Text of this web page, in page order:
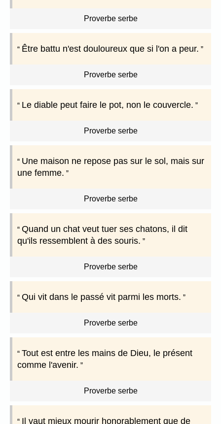
Proverbe serbe
Être battu n'est douloureux que si l'on a peur.
Proverbe serbe
Le diable peut faire le pot, non le couvercle.
Proverbe serbe
Une maison ne repose pas sur le sol, mais sur
une femme.
Proverbe serbe
Quand un chat veut tuer ses chatons, il dit
qu'ils ressemblent à des souris.
Proverbe serbe
Qui vit dans le passé vit parmi les morts.
Proverbe serbe
Tout est entre les mains de Dieu, le présent
comme l'avenir.
Proverbe serbe
Il vaut mieux mourir honorablement que de